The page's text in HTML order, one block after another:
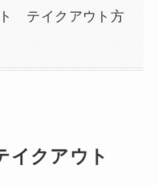
テイクアウト方
イクアウト